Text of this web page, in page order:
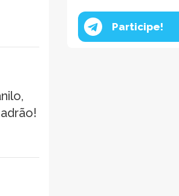
Participe!